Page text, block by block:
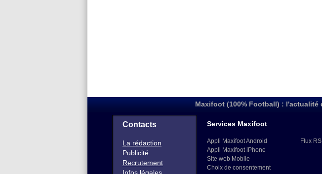
Maxifoot (100% Football) :
Contacts
La rédaction
Publicité
Recrutement
Services Maxifoot
Appli Maxifoot Android
Appli Maxifoot iPhone
Site web Mobile
Choix de consentement
Flux